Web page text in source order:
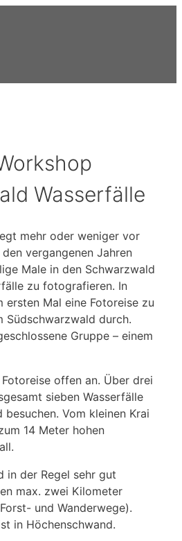
Wasserfälle
mehr oder weniger vor
vergangenen Jahren
Male in den Schwarzwald
zu fotografieren. In
ersten Mal eine Fotoreise zu
Südschwarzwald durch.
Gruppe – einem
offen an. Über drei
sieben Wasserfälle
Vom kleinen Krai
14 Meter hohen
in der Regel sehr gut
max. zwei Kilometer
und Wanderwege).
in Höchenschwand.